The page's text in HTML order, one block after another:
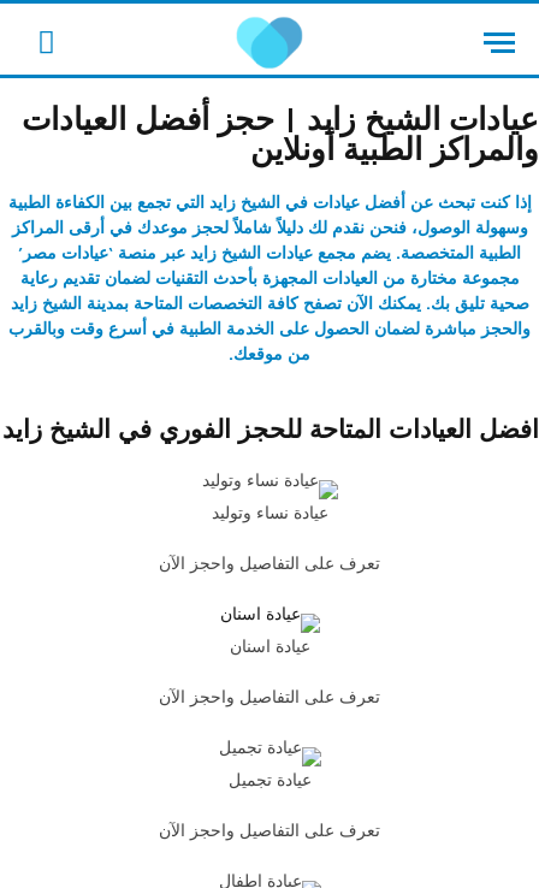
عيادات الشيخ زايد | حجز أفضل العيادات
والمراكز الطبية أونلاين
إذا كنت تبحث عنأفضل عيادات في الشيخ زايد التي تجمع بين الكفاءة الطبية
وسهولة الوصول، فنحن نقدم لك دليلاً شاملاً لحجز موعدك في أرقى المراكز
الطبية المتخصصة. يضم مجمع عيادات الشيخ زايد عبر منصة ‘عيادات مصر’
مجموعة مختارة من العيادات المجهزة بأحدث التقنيات لضمان تقديم رعاية
صحية تليق بك. يمكنك الآن تصفح كافة التخصصات المتاحة بمدينة الشيخ زايد
والحجز مباشرة لضمان الحصول على الخدمة الطبية في أسرع وقت وبالقرب
من موقعك.
افضل العيادات المتاحة للحجز الفوري في الشيخ زايد
عيادة نساء وتوليد
تعرف على التفاصيل واحجز الآن
عيادة اسنان
تعرف على التفاصيل واحجز الآن
عيادة تجميل
تعرف على التفاصيل واحجز الآن